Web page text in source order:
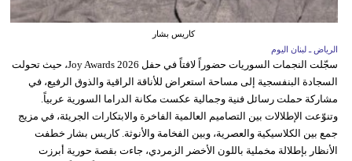
كاريس بشار
الرياض ـ لبنان اليوم
سجّلت النجمات السوريات حضوراً لافتاً في حفل Joy Awards 2026، حيث تحولت
السجادة البنفسجية إلى مساحة استعراض للأناقة الراقية والذوق الرفيع، في
مشاركة حملت رسائل فنية وجمالية عكست مكانة الدراما السورية عربياً.
وتنوّعت الإطلالات بين التصاميم العالمية الفاخرة والابتكارات الجريئة، في مزيج
جمع بين الكلاسيكية والعصرية، وبين الفخامة والأنوثة. كاريس بشار خطفت
الأنظار بإطلالة مخملية باللون الأخضر الزمردي، جاءت بقصة حورية أبرزت